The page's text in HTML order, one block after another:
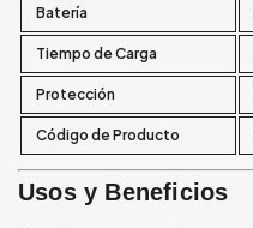
Batería
Tiempo de Carga
Protección
Código de Producto
Usos y Beneficios